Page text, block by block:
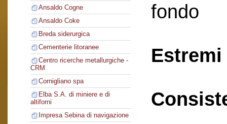
Ansaldo Cogne
Ansaldo Coke
Breda siderurgica
Cementerie litoranee
Centro ricerche metallurgiche -
CRM
Cornigliano spa
Elba S.A. di miniere e di
altiforni
Impresa Sebina di navigazione
fondo